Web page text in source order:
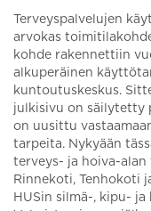
Terveyspalvelujen
arvokas
kohde rakennettiin
alkuperäinen
kuntoutuskeskus.
julkisivu on säilytetty
on uusittu
tarpeita. Nykyään
terveys- ja hoiva-alan
Rinnekoti, Tenhokoti
HUSin silmä-, kipu-